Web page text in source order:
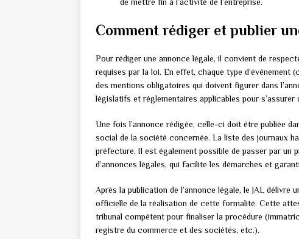
Comment rédiger et publier
Pour rédiger une annonce légale, il convient de
requises par la loi. En effet, chaque type
des mentions obligatoires qui doivent figurer dans
législatifs et réglementaires applicables pour s’assurer
Une fois l’annonce rédigée, celle-ci doit être publiée
social de la société concernée. La liste des journaux
préfecture. Il est également possible de passer par un
d’annonces légales, qui facilite les démarches et
Après la publication de l’annonce légale, le JAL
officielle de la réalisation de cette formalité. Cette
tribunal compétent pour finaliser la procédure
registre du commerce et des sociétés, etc.).